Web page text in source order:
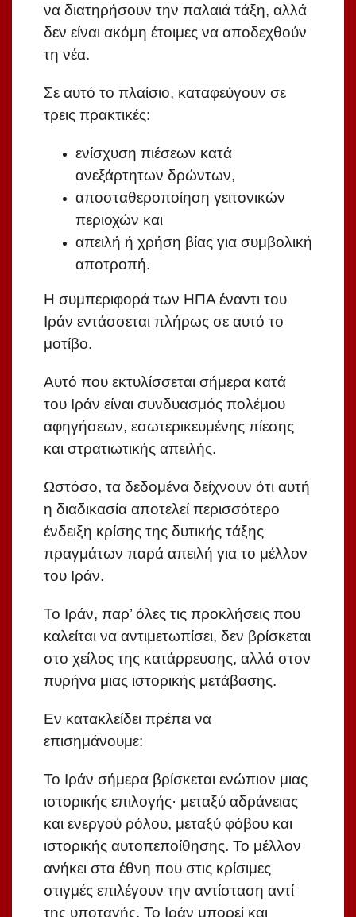
να διατηρήσουν την παλαιά τάξη, αλλά
δεν είναι ακόμη έτοιμες να αποδεχθούν
τη νέα.
Σε αυτό το πλαίσιο, καταφεύγουν σε
τρεις πρακτικές:
ενίσχυση πιέσεων κατά
ανεξάρτητων δρώντων,
αποσταθεροποίηση γειτονικών
περιοχών και
απειλή ή χρήση βίας για συμβολική
αποτροπή.
Η συμπεριφορά των ΗΠΑ έναντι του
Ιράν εντάσσεται πλήρως σε αυτό το
μοτίβο.
Αυτό που εκτυλίσσεται σήμερα κατά
του Ιράν είναι συνδυασμός πολέμου
αφηγήσεων, εσωτερικευμένης πίεσης
και στρατιωτικής απειλής.
Ωστόσο, τα δεδομένα δείχνουν ότι αυτή
η διαδικασία αποτελεί περισσότερο
ένδειξη κρίσης της δυτικής τάξης
πραγμάτων παρά απειλή για το μέλλον
του Ιράν.
Το Ιράν, παρ’ όλες τις προκλήσεις που
καλείται να αντιμετωπίσει, δεν βρίσκεται
στο χείλος της κατάρρευσης, αλλά στον
πυρήνα μιας ιστορικής μετάβασης.
Εν κατακλείδει πρέπει να
επισημάνουμε:
Το Ιράν σήμερα βρίσκεται ενώπιον μιας
ιστορικής επιλογής· μεταξύ αδράνειας
και ενεργού ρόλου, μεταξύ φόβου και
ιστορικής αυτοπεποίθησης. Το μέλλον
ανήκει στα έθνη που στις κρίσιμες
στιγμές επιλέγουν την αντίσταση αντί
της υποταγής. Το Ιράν μπορεί και